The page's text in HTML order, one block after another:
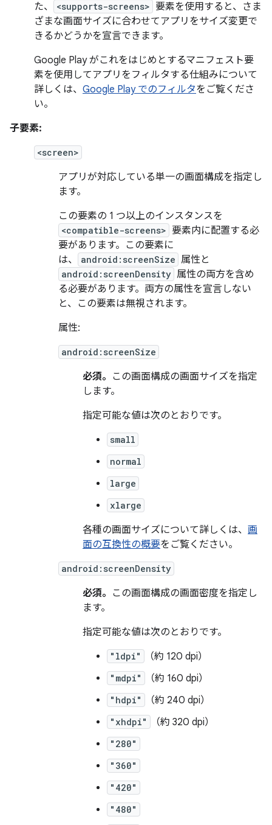
た、
<supports-screens> 要素を使用すると、さま
ざまな画面サイズに合わせてアプリをサイズ変更で
きるかどうかを宣言できます。
Google Play がこれをはじめとするマニフェスト要
素を使用してアプリをフィルタする仕組みについて
詳しくは、 Google Play でのフィルタをご覧くださ
い。
子要素:
<screen>
アプリが対応している単一の画面構成を指定し
ます。
この要素の 1 つ以上のインスタンスを
<compatible-screens> 要素内に配置する必
要があります。この要素に
は、
android:screenSize 属性と
android:screenDensity 属性の両方を含め
る必要があります。両方の属性を宣言しない
と、この要素は無視されます。
属性:
android:screenSize
必須。
この画面構成の画面サイズを指定
します。
指定可能な値は次のとおりです。
small
normal
large
xlarge
各種の画面サイズについて詳しくは、 画
面の互換性の概要をご覧ください。
android:screenDensity
必須。
この画面構成の画面密度を指定し
ます。
指定可能な値は次のとおりです。
"ldpi" （約 120 dpi）
"mdpi" （約 160 dpi）
"hdpi" （約 240 dpi）
"xhdpi" （約 320 dpi）
"280"
"360"
"420"
"480"